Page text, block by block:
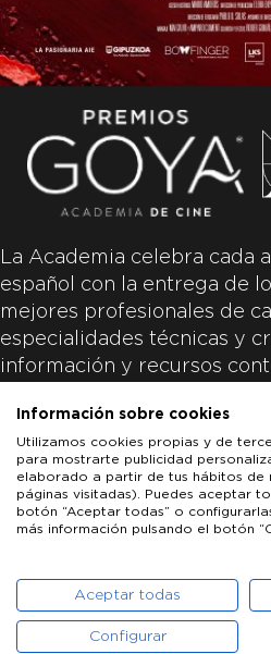
La Academia celebra cada
español con la entrega de
mejores profesionales de
especialidades técnicas y
información y recursos
productoras de las
única y exclusiva de las
ACADEMIA DE CINE
Información sobre cookies
Utilizamos cookies propias y de
para mostrarte publicidad
elaborado a partir de tus hábitos de
páginas visitadas). Puedes aceptar
botón “Aceptar todas” o
más información pulsando el botón
Aceptar todas
Configurar